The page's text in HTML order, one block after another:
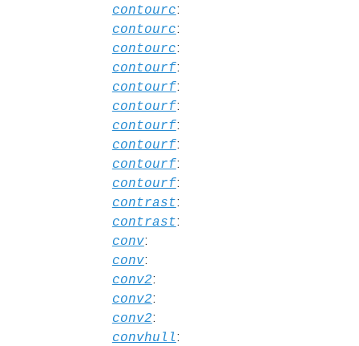
contourc:
contourc:
contourc:
contourf:
contourf:
contourf:
contourf:
contourf:
contourf:
contourf:
contrast:
contrast:
conv:
conv:
conv2:
conv2:
conv2:
convhull: